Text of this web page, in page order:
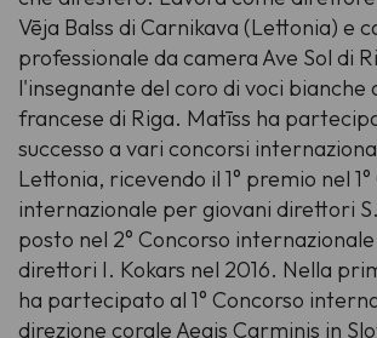
Vēja Balss di Carnikava (Lettonia) e
professionale da camera Ave Sol di
l'insegnante del coro di voci bianche
francese di Riga. Matīss ha
successo a vari concorsi
Lettonia, ricevendo il 1° premio nel
internazionale per giovani direttori
posto nel 2° Concorso
direttori I. Kokars nel 2016. Nella
ha partecipato al 1° Concorso
direzione corale Aegis Carminis in